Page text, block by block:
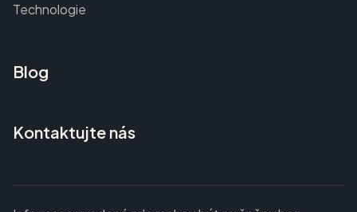
Technologie
Blog
Kontaktujte nás